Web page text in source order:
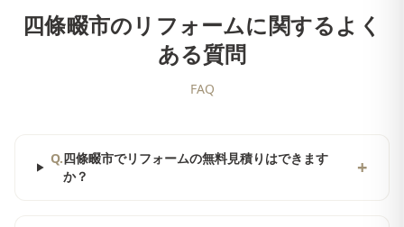
四條畷市のリフォームに関するよく
ある質問
FAQ
Q.四條畷市でリフォームの無料見積りはできます
か？
+